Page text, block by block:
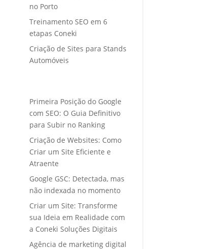
no Porto
Treinamento SEO em 6
etapas Coneki
Criação de Sites para Stands
Automóveis
Primeira Posição do Google
com SEO: O Guia Definitivo
para Subir no Ranking
Criação de Websites: Como
Criar um Site Eficiente e
Atraente
Google GSC: Detectada, mas
não indexada no momento
Criar um Site: Transforme
sua Ideia em Realidade com
a Coneki Soluções Digitais
Agência de marketing digital